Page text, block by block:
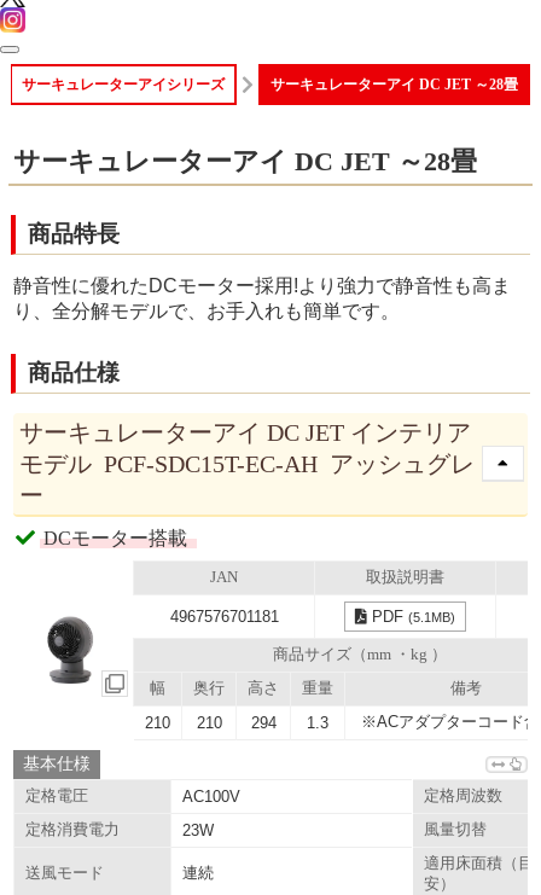
サーキュレーターアイシリーズ サーキュレーターアイ DC JET ～28畳
サーキュレーターアイ DC JET ～28畳
商品特長
静音性に優れたDCモーター採用!より強力で静音性も高ま
り、全分解モデルで、お手入れも簡単です。
商品仕様
サーキュレーターアイ DC JET インテリア
モデル PCF-SDC15T-EC-AH アッシュグレ
ー
DCモーター搭載
JAN 取扱説明書
4967576701181 PDF(5.1MB)
商品サイズ（mm ・kg ）
幅
奥行 高さ 重量 備考
210 210 294 1.3 ※ACアダプターコード
基本仕様
定格電圧 AC100V
定格周波数
定格消費電力
23W 風量切替
送風モード 連続
適用床面積（目
安）